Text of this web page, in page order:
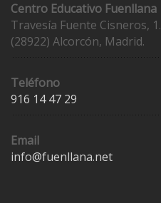
Centro Educativo Fuenllana
Travesía Fuente Cisneros, 1.
(28922) Alcorcón, Madrid.
Teléfono
916 14 47 29
Email
info@fuenllana.net